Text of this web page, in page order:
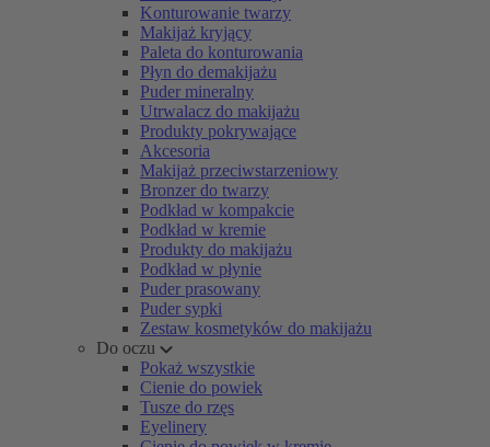
Konturowanie twarzy
Makijaż kryjący
Paleta do konturowania
Płyn do demakijażu
Puder mineralny
Utrwalacz do makijażu
Produkty pokrywające
Akcesoria
Makijaż przeciwstarzeniowy
Bronzer do twarzy
Podkład w kompakcie
Podkład w kremie
Produkty do makijażu
Podkład w płynie
Puder prasowany
Puder sypki
Zestaw kosmetyków do makijażu
Do oczu
Pokaż wszystkie
Cienie do powiek
Tusze do rzęs
Eyelinery